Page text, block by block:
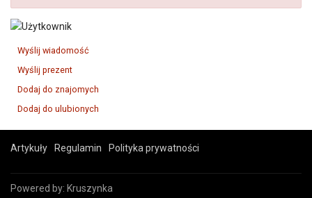
Wyślij wiadomość
Wyślij prezent
Dodaj do znajomych
Dodaj do ulubionych
Artykuły Regulamin Polityka prywatności
Powered by: Kruszynka